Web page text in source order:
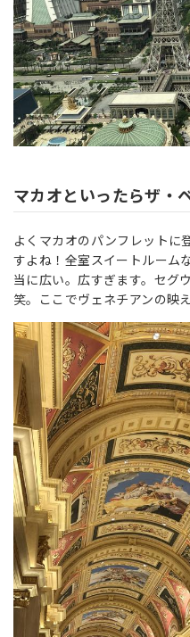
マカオといったらザ・
よくマカオのパンフレットに
すよね！全室スイートルーム
当に広い。広すぎます。セグ
笑。ここでヴェネチアンの映